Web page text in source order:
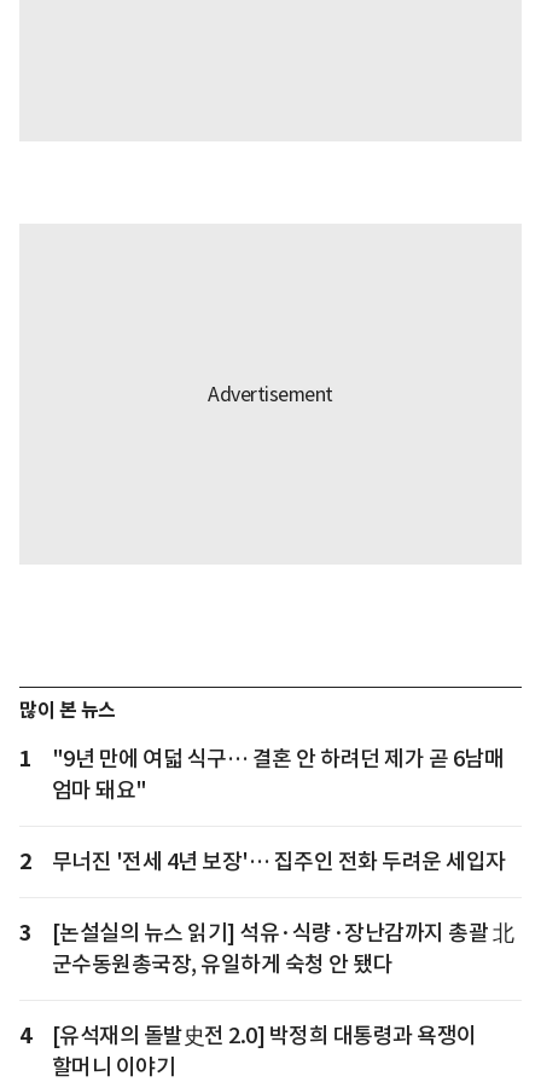
많이 본 뉴스
1
"9년 만에 여덟 식구… 결혼 안 하려던 제가 곧 6남매
엄마 돼요"
2 무너진 '전세 4년 보장'… 집주인 전화 두려운 세입자
3
[논설실의 뉴스 읽기] 석유·식량·장난감까지 총괄 北
군수동원총국장, 유일하게 숙청 안 됐다
4
[유석재의 돌발史전 2.0] 박정희 대통령과 욕쟁이
할머니 이야기